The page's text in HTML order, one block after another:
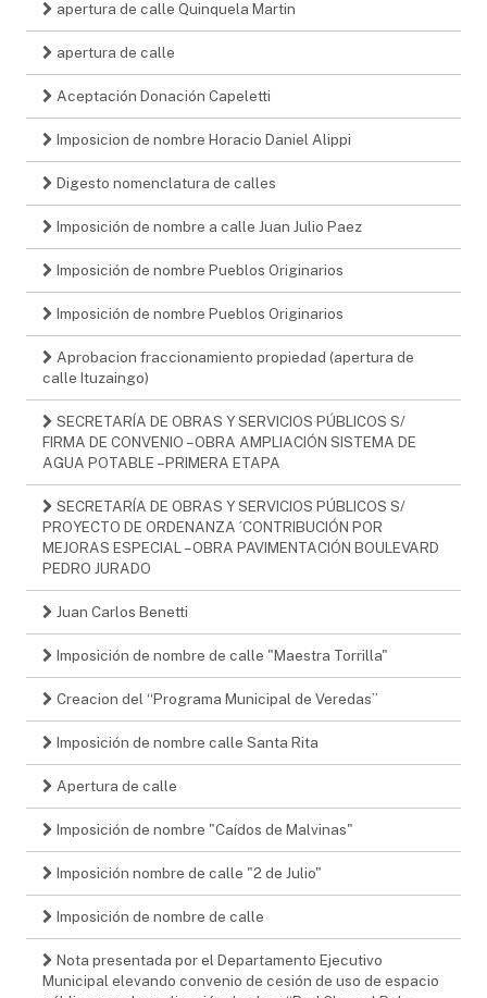
apertura de calle Quinquela Martin
apertura de calle
Aceptación Donación Capeletti
Imposicion de nombre Horacio Daniel Alippi
Digesto nomenclatura de calles
Imposición de nombre a calle Juan Julio Paez
Imposición de nombre Pueblos Originarios
Imposición de nombre Pueblos Originarios
Aprobacion fraccionamiento propiedad (apertura de
calle Ituzaingo)
SECRETARÍA DE OBRAS Y SERVICIOS PÚBLICOS S/
FIRMA DE CONVENIO – OBRA AMPLIACIÓN SISTEMA DE
AGUA POTABLE – PRIMERA ETAPA
SECRETARÍA DE OBRAS Y SERVICIOS PÚBLICOS S/
PROYECTO DE ORDENANZA ´CONTRIBUCIÓN POR
MEJORAS ESPECIAL – OBRA PAVIMENTACIÓN BOULEVARD
PEDRO JURADO
Juan Carlos Benetti
Imposición de nombre de calle "Maestra Torrilla"
Creacion del “Programa Municipal de Veredas”
Imposición de nombre calle Santa Rita
Apertura de calle
Imposición de nombre "Caídos de Malvinas"
Imposición nombre de calle "2 de Julio"
Imposición de nombre de calle
Nota presentada por el Departamento Ejecutivo
Municipal elevando convenio de cesión de uso de espacio